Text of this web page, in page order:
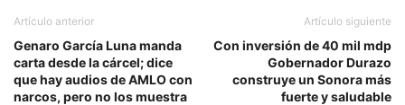
Artículo anterior
Genaro García Luna manda
carta desde la cárcel; dice
que hay audios de AMLO con
narcos, pero no los muestra
Artículo siguiente
Con inversión de 40 mil mdp
Gobernador Durazo
construye un Sonora más
fuerte y saludable